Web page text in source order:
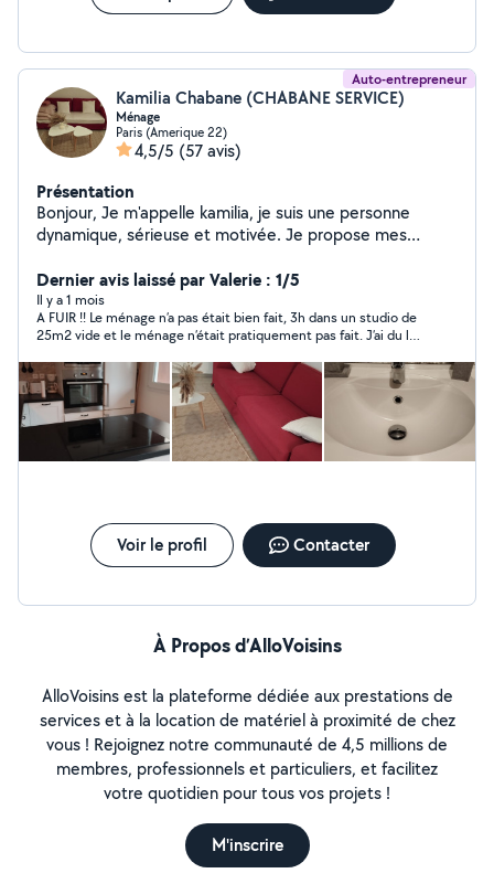
Auto-entrepreneur
Kamilia Chabane (CHABANE SERVICE)
Ménage
Paris (Amerique 22)
4,5/5 (57 avis)
Présentation
Bonjour, Je m'appelle kamilia, je suis une personne
dynamique, sérieuse et motivée. Je propose mes
attention particulière aux détails et à la satisfaction de
mes clients. Mon expérience et mon sens de
l'organisation me permettent de garantir un travail
soigné et efficace. N'hésitez pas à me contacter!
Dernier avis laissé par Valerie : 1/5
Il y a 1 mois
A FUIR !! Le ménage n’a pas était bien fait, 3h dans un studio de
25m2 vide et le ménage n’était pratiquement pas fait. J’ai du lui
effectué le lendemain. Vraiment c’est honteux de facturer 3h
pour ne rien faire je ne conseille pas Dutout cette personne,
elle n’est pas professionnelle Dutout.
Voir le profil Contacter
À Propos d’AlloVoisins
AlloVoisins est la plateforme dédiée aux prestations de
services et à la location de matériel à proximité de chez
vous ! Rejoignez notre communauté de 4,5 millions de
membres, professionnels et particuliers, et facilitez
votre quotidien pour tous vos projets !
M'inscrire